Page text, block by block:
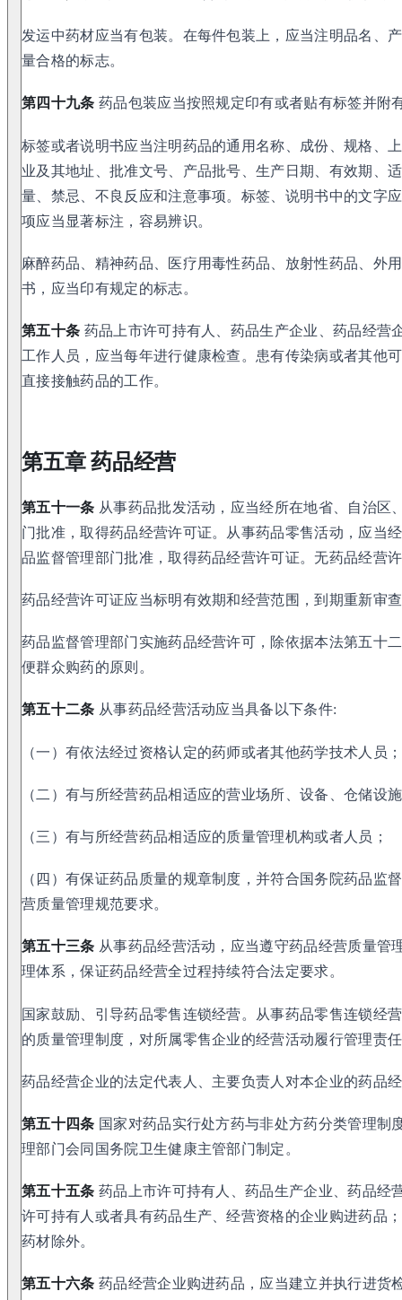
发运中药材应当有包装。在每件包装上，应当注明品名、
量合格的标志。
第四十九条 药品包装应当按照规定印有或者贴有标签并附
标签或者说明书应当注明药品的通用名称、成份、规格、
业及其地址、批准文号、产品批号、生产日期、有效期、
量、禁忌、不良反应和注意事项。标签、说明书中的文字
项应当显著标注，容易辨识。
麻醉药品、精神药品、医疗用毒性药品、放射性药品、外
书，应当印有规定的标志。
第五十条 药品上市许可持有人、药品生产企业、药品经营
工作人员，应当每年进行健康检查。患有传染病或者其他
直接接触药品的工作。
第五章 药品经营
第五十一条 从事药品批发活动，应当经所在地省、自治区
门批准，取得药品经营许可证。从事药品零售活动，应当
品监督管理部门批准，取得药品经营许可证。无药品经营
药品经营许可证应当标明有效期和经营范围，到期重新审
药品监督管理部门实施药品经营许可，除依据本法第五十
便群众购药的原则。
第五十二条 从事药品经营活动应当具备以下条件:
（一）有依法经过资格认定的药师或者其他药学技术人员；
（二）有与所经营药品相适应的营业场所、设备、仓储设
（三）有与所经营药品相适应的质量管理机构或者人员；
（四）有保证药品质量的规章制度，并符合国务院药品监
营质量管理规范要求。
第五十三条 从事药品经营活动，应当遵守药品经营质量管
理体系，保证药品经营全过程持续符合法定要求。
国家鼓励、引导药品零售连锁经营。从事药品零售连锁经
的质量管理制度，对所属零售企业的经营活动履行管理责
药品经营企业的法定代表人、主要负责人对本企业的药品
第五十四条 国家对药品实行处方药与非处方药分类管理制
理部门会同国务院卫生健康主管部门制定。
第五十五条 药品上市许可持有人、药品生产企业、药品经
许可持有人或者具有药品生产、经营资格的企业购进药品
药材除外。
第五十六条 药品经营企业购进药品，应当建立并执行进货